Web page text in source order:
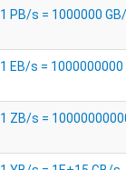
1 PB/s = 1000000
1 EB/s = 1000000000
1 ZB/s =